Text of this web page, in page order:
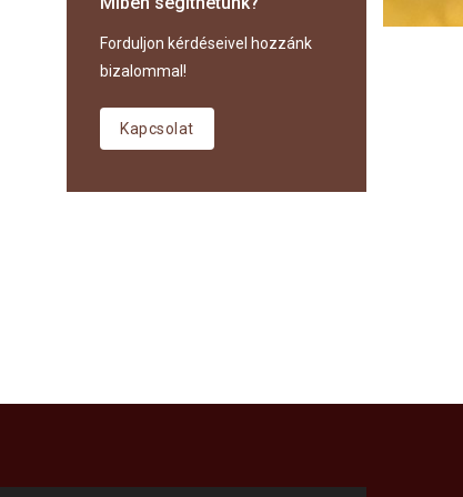
Forduljon kérdéseivel hozzánk
bizalommal!
Kapcsolat